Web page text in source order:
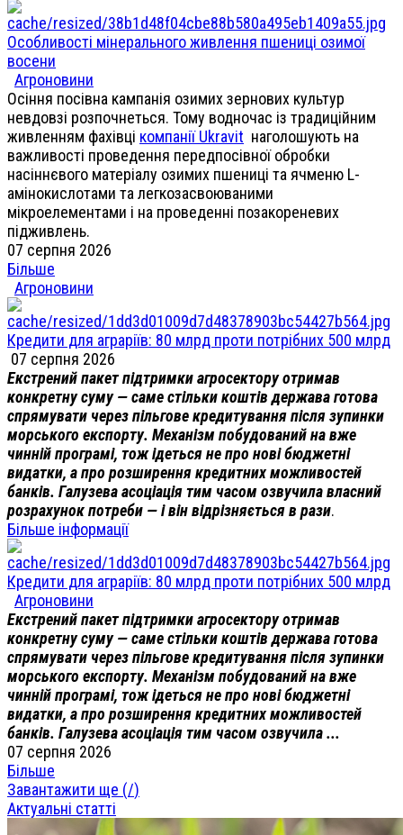
Особливості мінерального живлення пшениці озимої
восени
Агроновини
Осіння посівна кампанія озимих зернових культур
невдовзі розпочнеться. Тому водночас із традиційним
живленням фахівці компанії Ukravit наголошують на
важливості проведення передпосівної обробки
насіннєвого матеріалу озимих пшениці та ячменю L-
амінокислотами та легкозасвоюваними
мікроелементами і на проведенні позакореневих
підживлень.
07 серпня 2026
Більше
Агроновини
Кредити для аграріїв: 80 млрд проти потрібних 500 млрд
07 серпня 2026
Екстрений пакет підтримки агросектору отримав
конкретну суму — саме стільки коштів держава готова
спрямувати через пільгове кредитування після зупинки
морського експорту. Механізм побудований на вже
чинній програмі, тож ідеться не про нові бюджетні
видатки, а про розширення кредитних можливостей
банків. Галузева асоціація тим часом озвучила власний
розрахунок потреби — і він відрізняється в рази.
Більше інформації
Кредити для аграріїв: 80 млрд проти потрібних 500 млрд
Агроновини
Екстрений пакет підтримки агросектору отримав
конкретну суму — саме стільки коштів держава готова
спрямувати через пільгове кредитування після зупинки
морського експорту. Механізм побудований на вже
чинній програмі, тож ідеться не про нові бюджетні
видатки, а про розширення кредитних можливостей
банків. Галузева асоціація тим часом озвучила ...
07 серпня 2026
Більше
Завантажити ще (/)
Актуальні статті